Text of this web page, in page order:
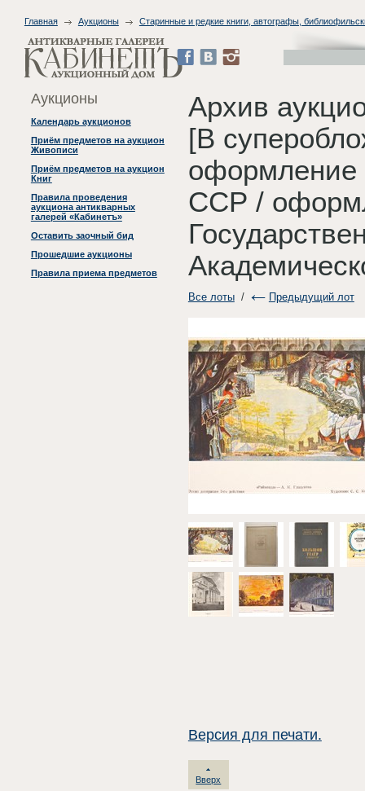
Главная Аукционы Старинные и редкие книги, автографы,
Аукционы
Календарь аукционов
Приём предметов на аукцион
Живописи
Приём предметов на аукцион
Книг
Правила проведения
аукциона антикварных
галерей «Кабинетъ»
Оставить заочный бид
Прошедшие аукционы
Правила приема предметов
Архив
[В
оформление
ССР /
Все лоты/ Предыдущий лот
Версия для печати.
Вверх